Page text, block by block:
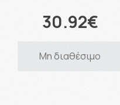
30.92€
Μη διαθέσιμο